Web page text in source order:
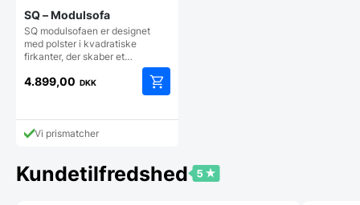
SQ – Modulsofa
SQ modulsofaen er designet
med polster i kvadratiske
firkanter, der skaber et…
4.899,00 DKK
Vi prismatcher
Kundetilfredshed